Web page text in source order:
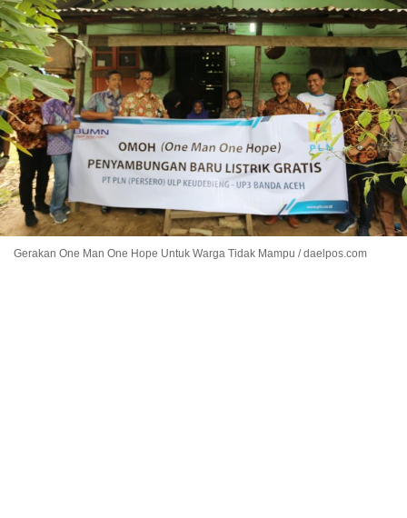
Gerakan One Man One Hope Untuk Warga Tidak Mampu / daelpos.com